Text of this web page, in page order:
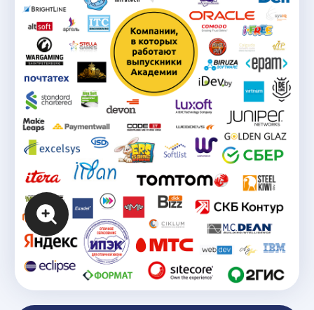
Компании, с которыми
мы сотрудничаем
Наши выпускники смогут работать
в ведущих ИТ-компаниях как в
качестве специалиста, так и
Где работают наши
выпускники? Начинают
в процессе
>50%
Находят
94%